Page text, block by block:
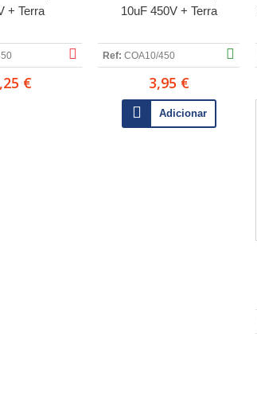
+ Terra
€
10uF 450V + Terra
Ref: COA10/450
3,95 €
Adicionar